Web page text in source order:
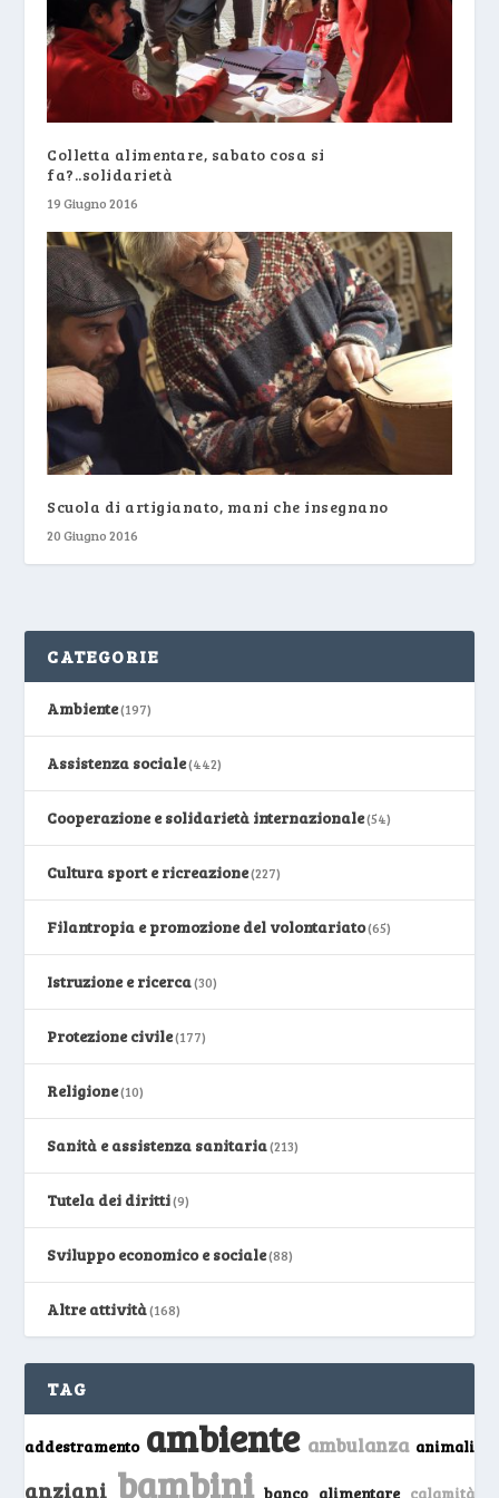
Colletta alimentare, sabato cosa si
fa?..solidarietà
19 Giugno 2016
Scuola di artigianato, mani che insegnano
20 Giugno 2016
CATEGORIE
Ambiente(197)
Assistenza sociale(442)
Cooperazione e solidarietà internazionale(54)
Cultura sport e ricreazione(227)
Filantropia e promozione del volontariato(65)
Istruzione e ricerca(30)
Protezione civile(177)
Religione(10)
Sanità e assistenza sanitaria(213)
Tutela dei diritti(9)
Sviluppo economico e sociale(88)
Altre attività(168)
TAG
addestramento ambiente ambulanza animali
anziani bambini banco alimentare calamità